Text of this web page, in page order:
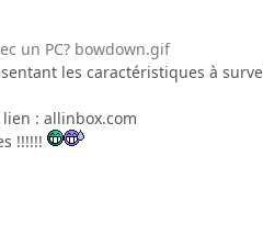
un PC? bowdown.gif
les caractéristiques à
: allinbox.com
!!!!!!